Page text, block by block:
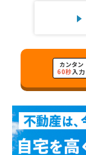
カンタン
60秒入力